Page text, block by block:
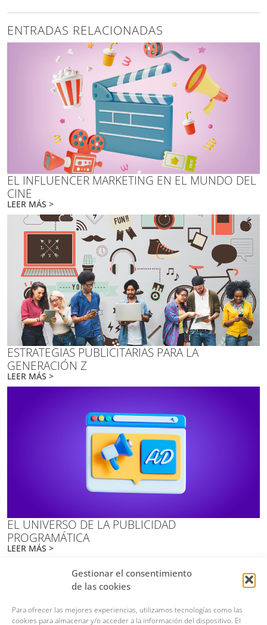
Gestionar el consentimiento
de las cookies
Para ofrecer las mejores experiencias, utilizamos tecnologías como las
cookies para almacenar y/o acceder a la información del dispositivo. El
ENTRADAS RELACIONADAS
EL INFLUENCER MARKETING EN EL MUNDO DEL
CINE
LEER MÁS >
ESTRATEGIAS PUBLICITARIAS PARA LA
GENERACIÓN Z
LEER MÁS >
EL UNIVERSO DE LA PUBLICIDAD
PROGRAMÁTICA
LEER MÁS >
Calle Teresita González Quevedo, 15, 28020, Madrid
679 00 88 74